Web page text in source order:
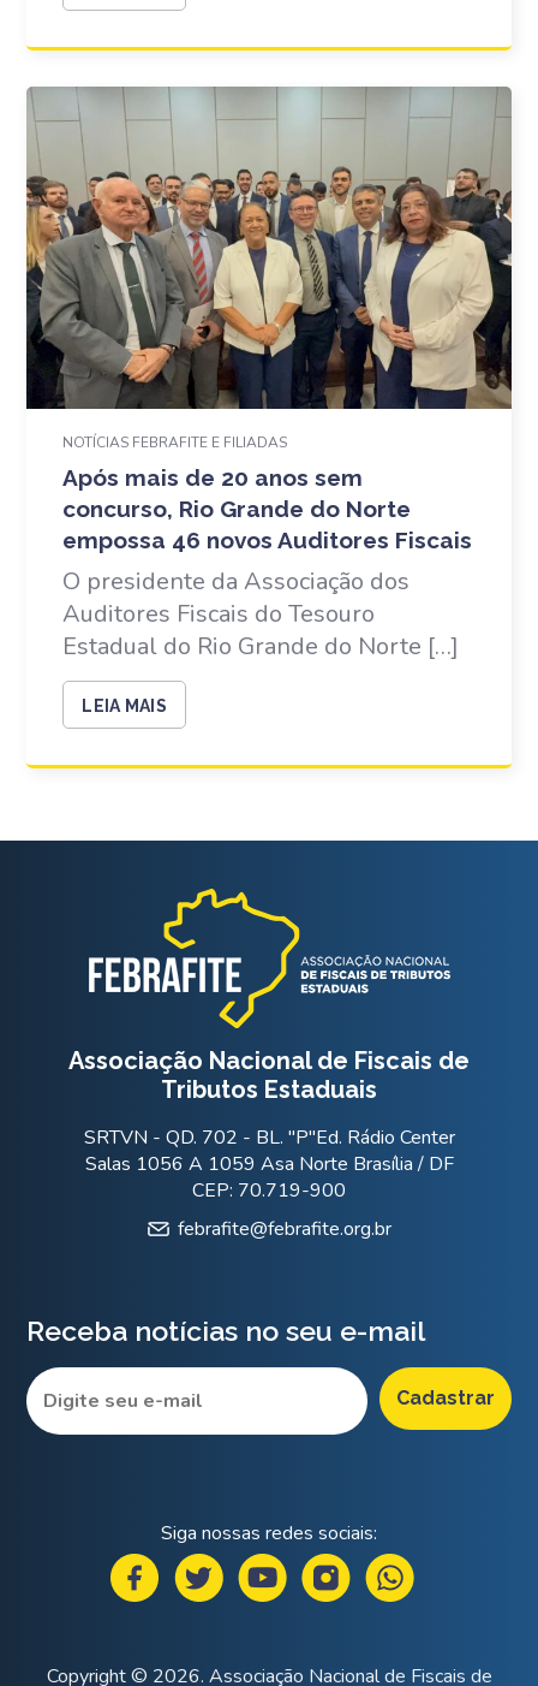
NOTÍCIAS FEBRAFITE E FILIADAS
Após mais de 20 anos sem
concurso, Rio Grande do Norte
empossa 46 novos Auditores Fiscais
O presidente da Associação dos
Auditores Fiscais do Tesouro
Estadual do Rio Grande do Norte […]
LEIA MAIS
Associação Nacional de Fiscais de
Tributos Estaduais
SRTVN - QD. 702 - BL. "P"Ed. Rádio Center
Salas 1056 A 1059 Asa Norte Brasília / DF
CEP: 70.719-900
febrafite@febrafite.org.br
Receba notícias no seu e-mail
Siga nossas redes sociais:
Copyright © 2026. Associação Nacional de Fiscais de